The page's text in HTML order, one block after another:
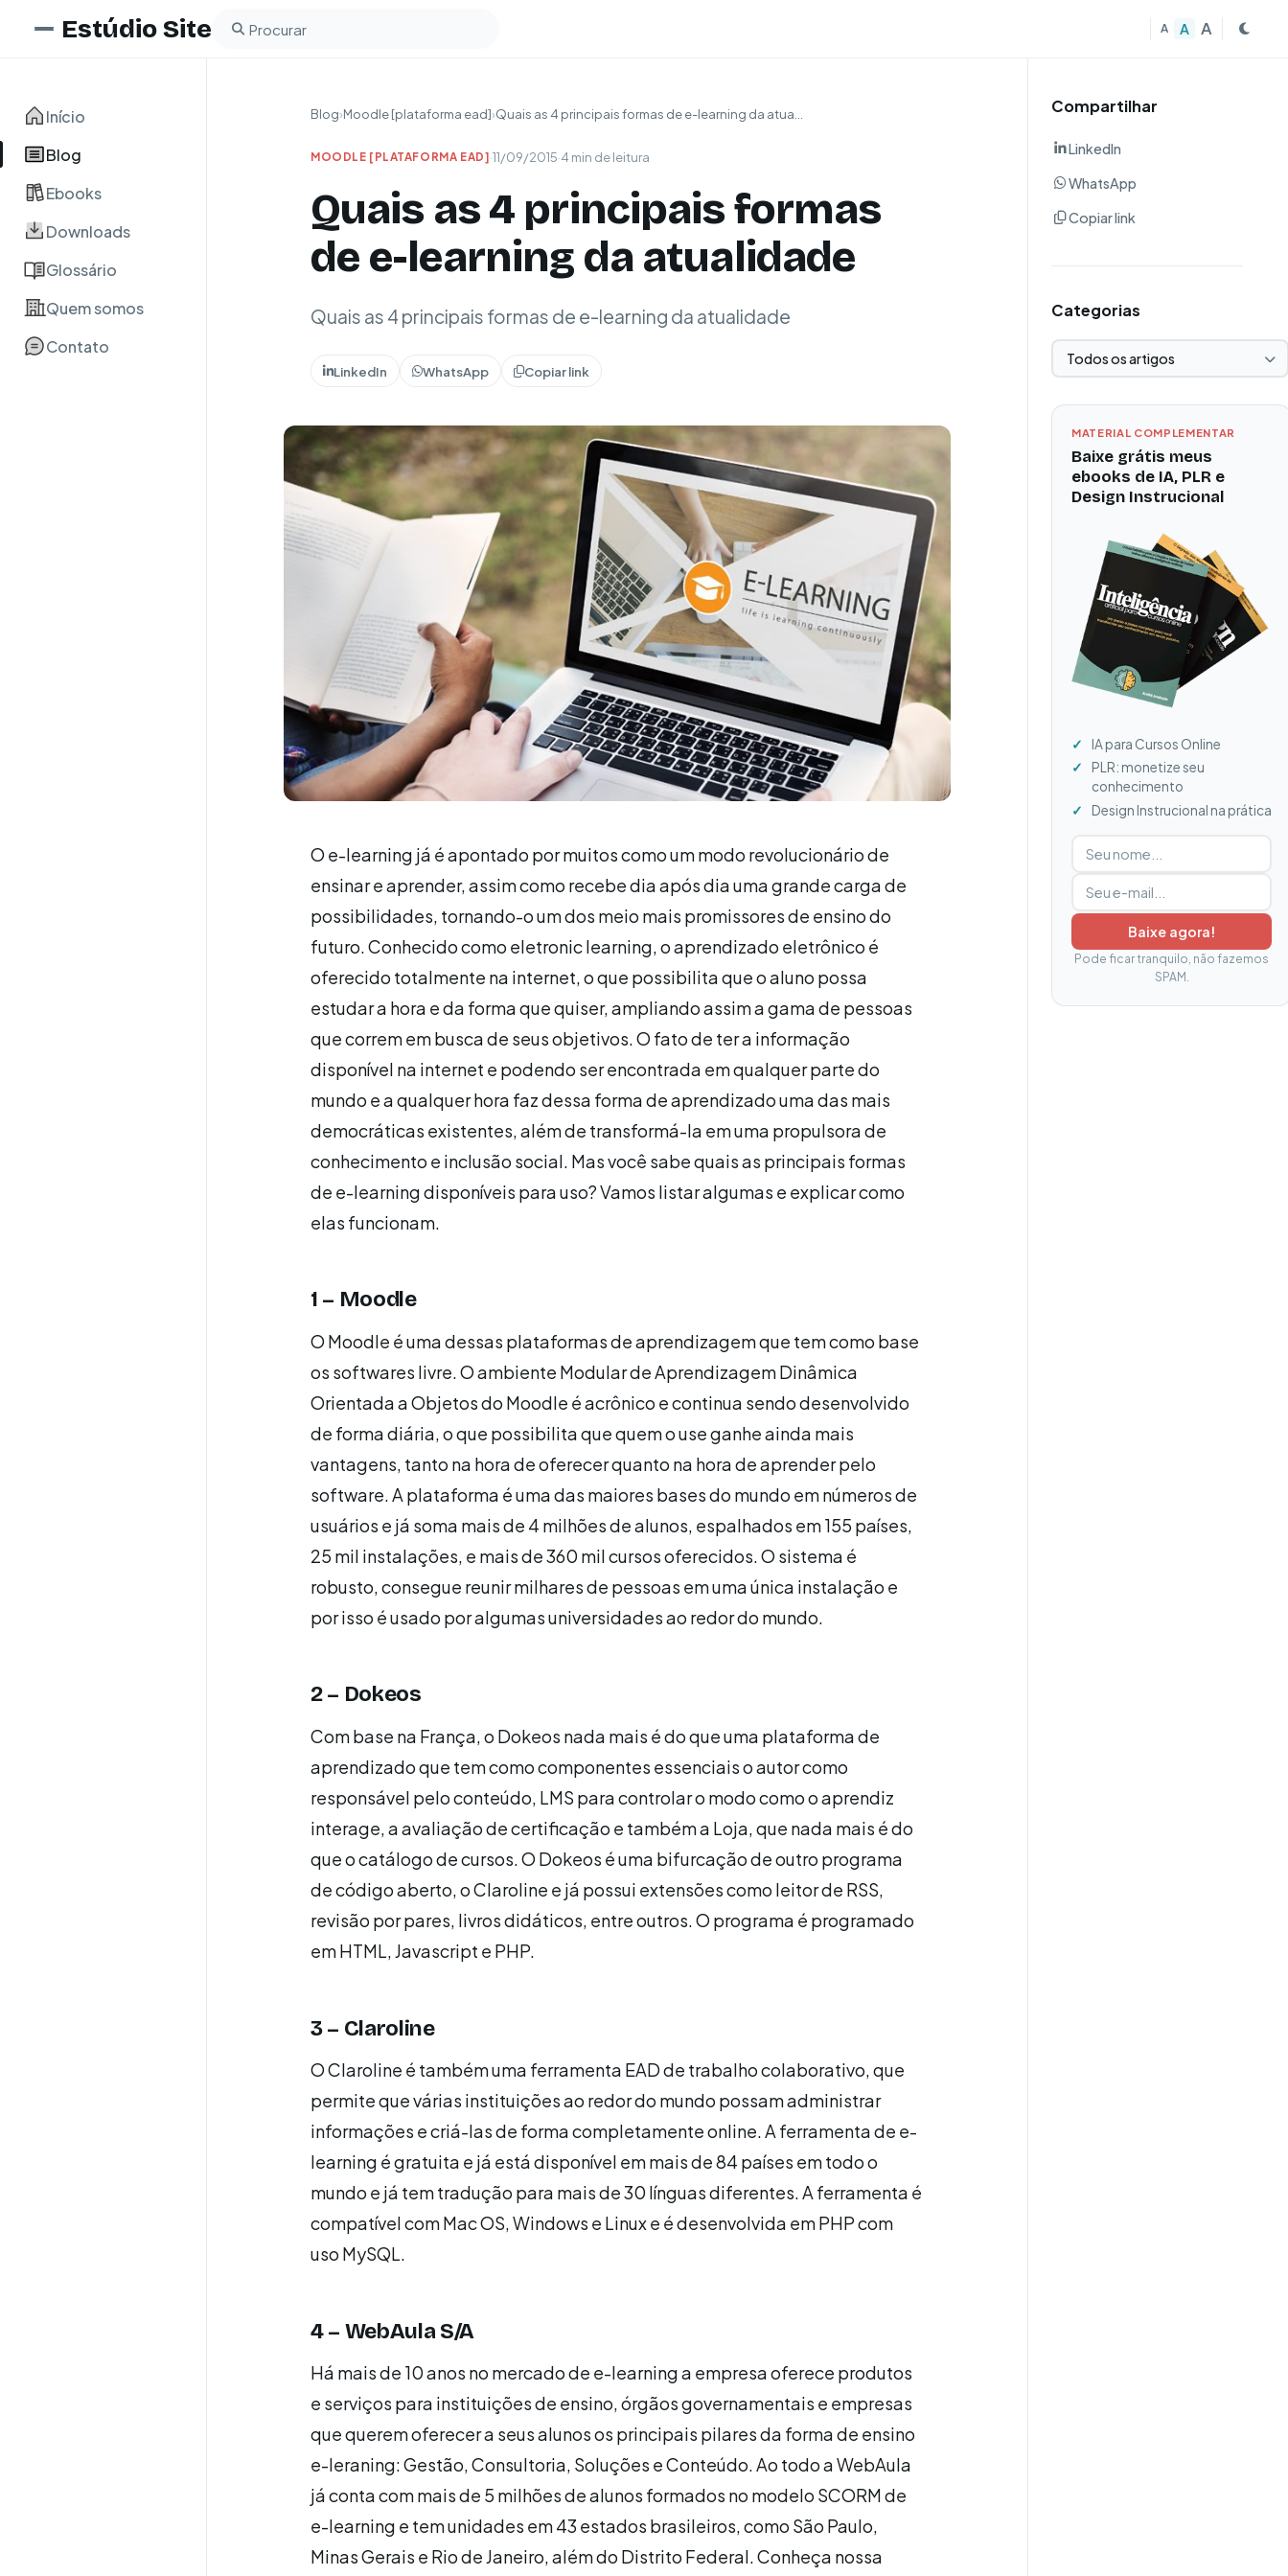
Estúdio Site Buscar no blog
A A A
Início
Blog
Ebooks
Downloads
Glossário
Quem somos
Contato
Blog›Moodle [plataforma ead]›Quais as 4 principais formas de e-learning da atua...
MOODLE [PLATAFORMA EAD]·11/09/2015·4 min de leitura
Quais as 4 principais formas
de e-learning da atualidade
Quais as 4 principais formas de e-learning da atualidade
LinkedIn WhatsApp Copiar link
O e-learning já é apontado por muitos como um modo revolucionário de
ensinar e aprender, assim como recebe dia após dia uma grande carga de
possibilidades, tornando-o um dos meio mais promissores de ensino do
futuro. Conhecido como eletronic learning, o aprendizado eletrônico é
oferecido totalmente na internet, o que possibilita que o aluno possa
estudar a hora e da forma que quiser, ampliando assim a gama de pessoas
que correm em busca de seus objetivos. O fato de ter a informação
disponível na internet e podendo ser encontrada em qualquer parte do
mundo e a qualquer hora faz dessa forma de aprendizado uma das mais
democráticas existentes, além de transformá-la em uma propulsora de
conhecimento e inclusão social. Mas você sabe quais as principais formas
de e-learning disponíveis para uso? Vamos listar algumas e explicar como
elas funcionam.
1 – Moodle
O Moodle é uma dessas plataformas de aprendizagem que tem como base
os softwares livre. O ambiente Modular de Aprendizagem Dinâmica
Orientada a Objetos do Moodle é acrônico e continua sendo desenvolvido
de forma diária, o que possibilita que quem o use ganhe ainda mais
vantagens, tanto na hora de oferecer quanto na hora de aprender pelo
software. A plataforma é uma das maiores bases do mundo em números de
usuários e já soma mais de 4 milhões de alunos, espalhados em 155 países,
25 mil instalações, e mais de 360 mil cursos oferecidos. O sistema é
robusto, consegue reunir milhares de pessoas em uma única instalação e
por isso é usado por algumas universidades ao redor do mundo.
2 – Dokeos
Com base na França, o Dokeos nada mais é do que uma plataforma de
aprendizado que tem como componentes essenciais o autor como
responsável pelo conteúdo, LMS para controlar o modo como o aprendiz
interage, a avaliação de certificação e também a Loja, que nada mais é do
que o catálogo de cursos. O Dokeos é uma bifurcação de outro programa
de código aberto, o Claroline e já possui extensões como leitor de RSS,
revisão por pares, livros didáticos, entre outros. O programa é programado
em HTML, Javascript e PHP.
3 – Claroline
O Claroline é também uma ferramenta EAD de trabalho colaborativo, que
permite que várias instituições ao redor do mundo possam administrar
informações e criá-las de forma completamente online. A ferramenta de e-
learning é gratuita e já está disponível em mais de 84 países em todo o
mundo e já tem tradução para mais de 30 línguas diferentes. A ferramenta é
compatível com Mac OS, Windows e Linux e é desenvolvida em PHP com
uso MySQL.
4 – WebAula S/A
Há mais de 10 anos no mercado de e-learning a empresa oferece produtos
e serviços para instituições de ensino, órgãos governamentais e empresas
que querem oferecer a seus alunos os principais pilares da forma de ensino
e-leraning: Gestão, Consultoria, Soluções e Conteúdo. Ao todo a WebAula
já conta com mais de 5 milhões de alunos formados no modelo SCORM de
e-learning e tem unidades em 43 estados brasileiros, como São Paulo,
Minas Gerais e Rio de Janeiro, além do Distrito Federal. Conheça nossa
Compartilhar
LinkedIn
WhatsApp
Copiar link
Categorias
Selecionar categoria
MATERIAL COMPLEMENTAR
Baixe grátis meus
ebooks de IA, PLR e
Design Instrucional
IA para Cursos Online
PLR: monetize seu
conhecimento
Design Instrucional na prática
Digite seu nome
Digite seu e-mail
Baixe agora!
Pode ficar tranquilo, não fazemos
SPAM.